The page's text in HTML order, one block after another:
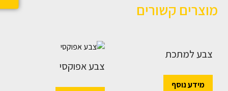
מוצרים קשורים
צבע למתכת
מידע נוסף
צבע אפוקסי